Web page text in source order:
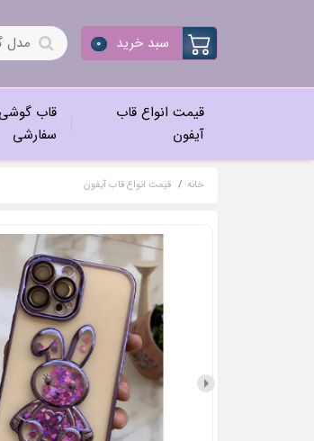
سبد خرید 0
قیمت انواع قاب
آیفون
قاب
سفارشی
خانه قیمت انواع قاب آیفون